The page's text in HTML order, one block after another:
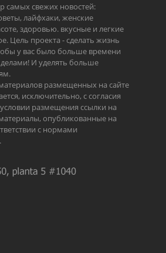
самых свежих новостей:
лайфхаки, женские
здоровью. вкусные и легкие
Цель проекта - сделать жизнь
у вас было больше времени
И уделять больше
размещенных на сайте
исключительно, с согласия
размещения ссылки на
опубликованные на
с нормами